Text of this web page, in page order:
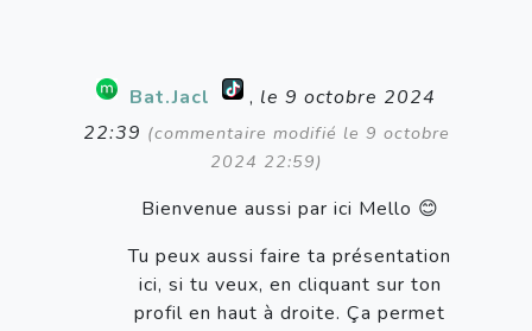
Bat.Jacl , le 9 octobre 2024
22:39 (commentaire modifié le 9 octobre
2024 22:59)
Bienvenue aussi par ici Mello 😊
Tu peux aussi faire ta présentation
ici, si tu veux, en cliquant sur ton
profil en haut à droite. Ça permet